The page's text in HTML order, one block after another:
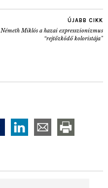
ÚJABB CIKK
Németh Miklós a hazai expresszionizmus
“rejtőzködő koloristája”